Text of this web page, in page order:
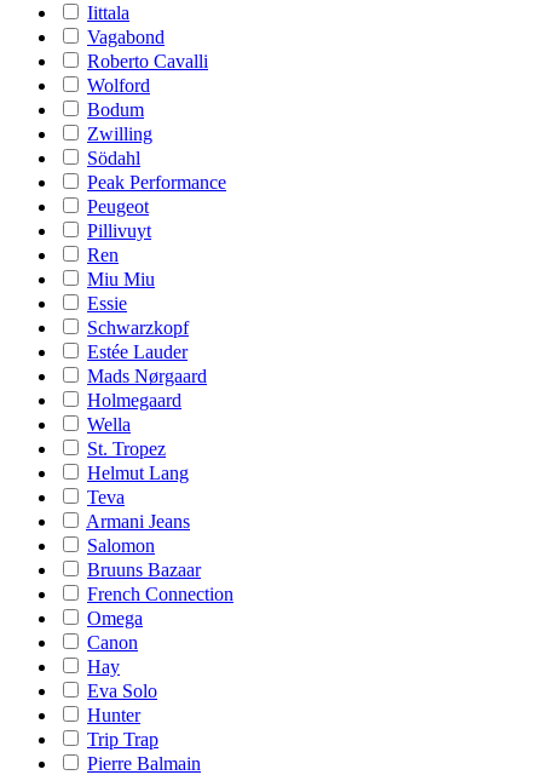
Iittala
Vagabond
Roberto Cavalli
Wolford
Bodum
Zwilling
Södahl
Peak Performance
Peugeot
Pillivuyt
Ren
Miu Miu
Essie
Schwarzkopf
Estée Lauder
Mads Nørgaard
Holmegaard
Wella
St. Tropez
Helmut Lang
Teva
Armani Jeans
Salomon
Bruuns Bazaar
French Connection
Omega
Canon
Hay
Eva Solo
Hunter
Trip Trap
Pierre Balmain